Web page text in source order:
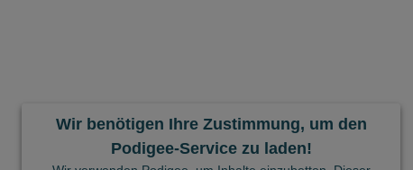
Wir benötigen Ihre Zustimmung, um den
Podigee-Service zu laden!